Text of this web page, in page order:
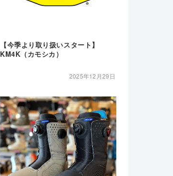
【今季より取り扱いスタート】
KM4K（カモシカ）
2025年12月29日